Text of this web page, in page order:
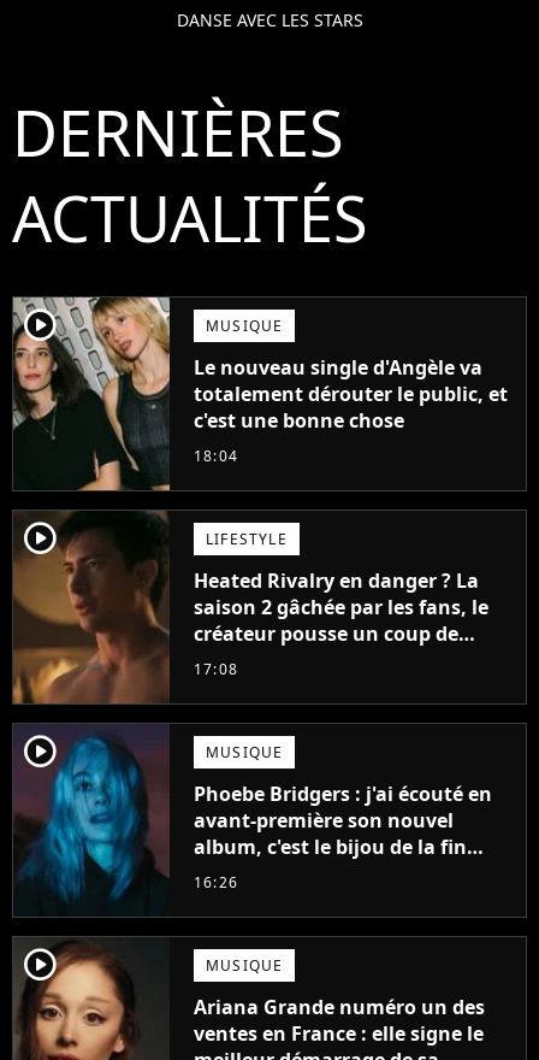
DANSE AVEC LES STARS
DERNIÈRES
ACTUALITÉS
player2 MUSIQUE
Le nouveau single d'Angèle va
totalement dérouter le public, et
c'est une bonne chose
18:04
player2 LIFESTYLE
Heated Rivalry en danger ? La
saison 2 gâchée par les fans, le
créateur pousse un coup de
gueule
17:08
player2 MUSIQUE
Phoebe Bridgers : j'ai écouté en
avant-première son nouvel
album, c'est le bijou de la fin
d'été
16:26
player2 MUSIQUE
Ariana Grande numéro un des
ventes en France : elle signe le